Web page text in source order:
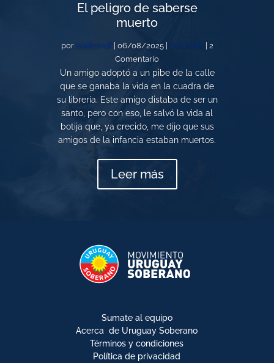
El peligro de saberse
muerto
por isadmindf| 06/08/2025| Columna | 2
Comentario
Un amigo adoptó a un pibe de la calle
que se ganaba la vida en la cuadra de
su librería. Este amigo distaba de ser un
santo, pero con eso, le salvó la vida al
botija que, ya crecido, me dijo que sus
amigos de la infancia estaban muertos.
Leer más
Sumate al equipo
Acerca de Uruguay Soberano
Términos y condiciones
Política de privacidad